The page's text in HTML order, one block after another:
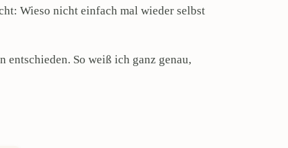
Wieso nicht einfach mal wieder selbst
entschieden. So weiß ich ganz genau,